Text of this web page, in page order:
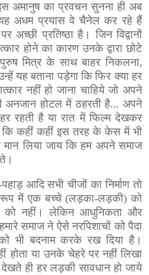
अमानुष का प्रवचन सुनना ही अब
यह अधम प्रयास वे चैनेल कर रहे हैं
अच्छी प्रतिष्ठा है। जिन विद्वानों
होने का कारण उनके द्वारा छोटे
मित्र के साथ बाहर निकलना,
यह बताना पड़ेगा कि फिर क्या हर
नहीं हो जाना चाहिये जो अपने
अनजान होटल में ठहरती है... अपने
रहती है या रात में फिल्म देखकर
कि कहीं कहीं इस तरह के केस में भी
मान लिया जाय कि हम अपने समाज
आदि सभी चीजों का निर्माण तो
में एक बच्चे (लड़का-लड़की) को
को नहीं। लेकिन आधुनिकता और
समाज ने ऐसे नरपिशाचों को पैदा
भी बदनाम करके रख दिया है।
होता या उनके चेहरे पर नहीं लिखा
देखते ही हर लड़की सावधान हो जाये